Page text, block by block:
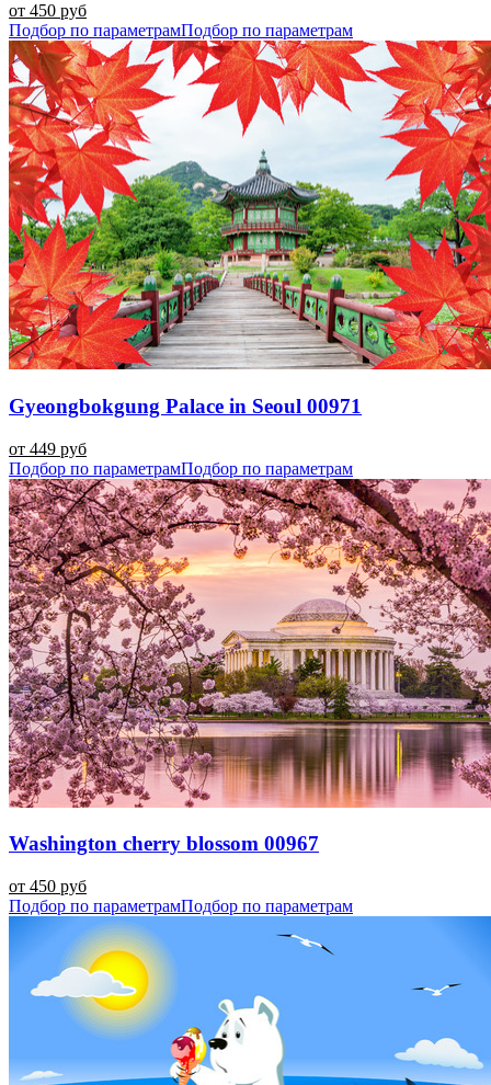
от 450 руб
Подбор по параметрамПодбор по параметрам
Gyeongbokgung Palace in Seoul 00971
от 449 руб
Подбор по параметрамПодбор по параметрам
Washington cherry blossom 00967
от 450 руб
Подбор по параметрамПодбор по параметрам